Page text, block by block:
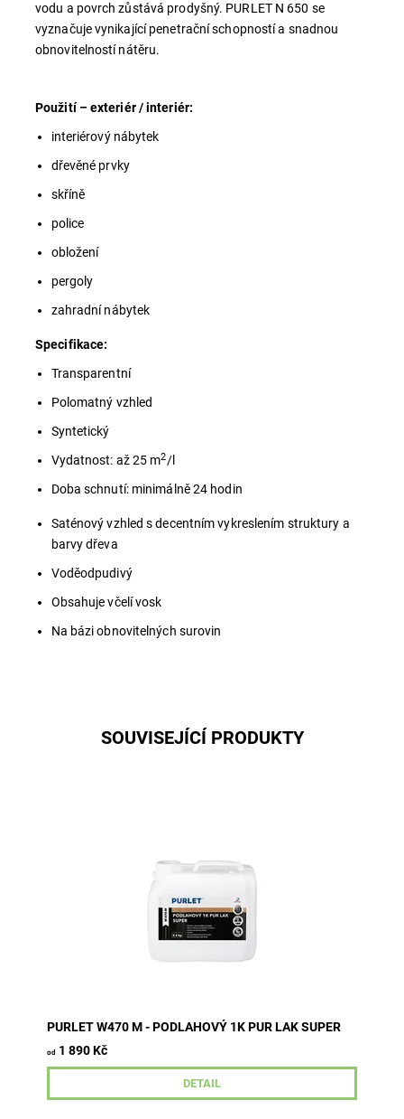
vodu a povrch zůstává prodyšný. PURLET N 650 se
vyznačuje vynikající penetrační schopností a snadnou
obnovitelností nátěru.
Použití – exteriér / interiér:
interiérový nábytek
dřevěné prvky
skříně
police
obložení
pergoly
zahradní nábytek
Specifikace:
Transparentní
Polomatný vzhled
Syntetický
Vydatnost: až 25 m2/l
Doba schnutí: minimálně 24 hodin
Saténový vzhled s decentním vykreslením struktury a
barvy dřeva
Voděodpudivý
Obsahuje včelí vosk
Na bázi obnovitelných surovin
SOUVISEJÍCÍ PRODUKTY
PURLET W470 M - PODLAHOVÝ 1K PUR LAK SUPER
od 1 890 Kč
DETAIL